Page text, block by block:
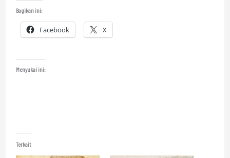
Bagikan ini:
Facebook X
Menyukai ini:
Terkait